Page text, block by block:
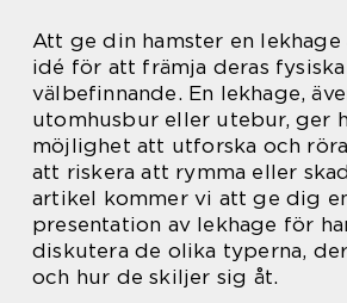
Att ge din hamster en
idé för att främja deras
välbefinnande. En lekhage,
utomhusbur eller utebur, ger
möjlighet att utforska och
att riskera att rymma eller
artikel kommer vi att ge dig
presentation av lekhage för
diskutera de olika typerna,
och hur de skiljer sig åt.